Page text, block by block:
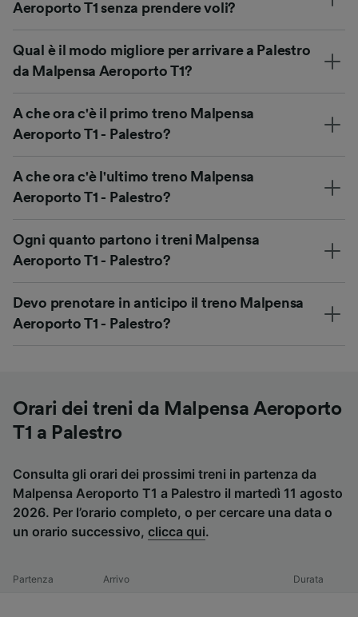
Aeroporto T1 senza prendere voli?
Qual è il modo migliore per arrivare a Palestro
da Malpensa Aeroporto T1?
A che ora c'è il primo treno Malpensa
Aeroporto T1 - Palestro?
A che ora c'è l'ultimo treno Malpensa
Aeroporto T1 - Palestro?
Ogni quanto partono i treni Malpensa
Aeroporto T1 - Palestro?
Devo prenotare in anticipo il treno Malpensa
Aeroporto T1 - Palestro?
Orari dei treni da Malpensa Aeroporto
T1 a Palestro
Consulta gli orari dei prossimi treni in partenza da
Malpensa Aeroporto T1 a Palestro il martedì 11 agosto
2026. Per l’orario completo, o per cercare una data o
un orario successivo, clicca qui.
Partenza Arrivo Durata